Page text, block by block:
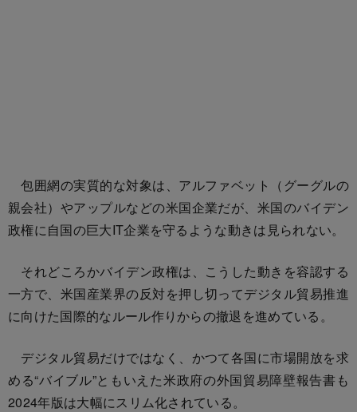
包囲網の実質的な対象は、アルファベット（グーグルの
親会社）やアップルなどの米国企業だが、米国のバイデン
政権に自国の巨大IT企業を守るような動きは見られない。
それどころかバイデン政権は、こうした動きを容認する
一方で、米国産業界の反対を押し切ってデジタル貿易推進
に向けた国際的なルール作りからの撤退を進めている。
デジタル貿易だけではなく、かつて各国に市場開放を求
める“バイブル”ともいえた米政府の外国貿易障壁報告書も
2024年版は大幅にスリム化されている。